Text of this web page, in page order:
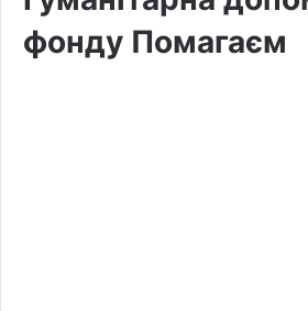
фонду Помагаєм